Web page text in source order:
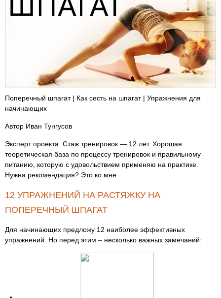
Поперечный шпагат | Как сесть на шпагат | Упражнения для
начинающих
Автор Иван Тунгусов
Эксперт проекта. Стаж тренировок — 12 лет. Хорошая
теоретическая база по процессу тренировок и правильному
питанию, которую с удовольствием применяю на практике.
Нужна рекомендация? Это ко мне
12 УПРАЖНЕНИЙ НА РАСТЯЖКУ НА
ПОПЕРЕЧНЫЙ ШПАГАТ
Для начинающих предложу 12 наиболее эффективных
упражнений. Но перед этим – несколько важных замечаний: